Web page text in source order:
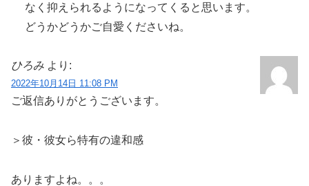
なく抑えられるようになってくると思います。
どうかどうかご自愛くださいね。
ひろみ より:
2022年10月14日 11:08 PM
ご返信ありがとうございます。
＞彼・彼女ら特有の違和感
ありますよね。。。